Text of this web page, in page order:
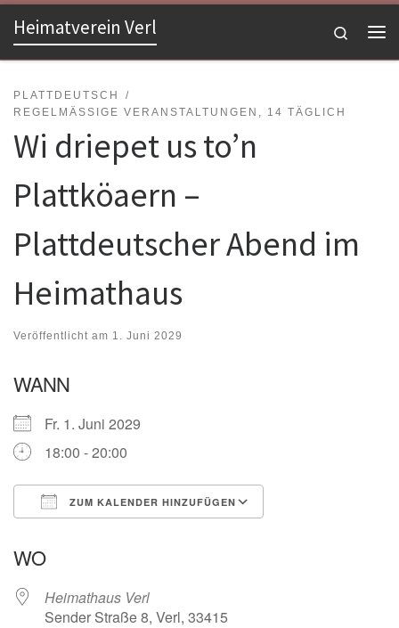
Zum Inhalt springen
Heimatverein Verl
Search
PLATTDEUTSCH
REGELMÄSSIGE VERANSTALTUNGEN, 14 TÄGLICH
Wi driepet us to’n
Plattköaern –
Plattdeutscher Abend im
Heimathaus
Veröffentlicht am 1. Juni 2029
WANN
Fr. 1. Juni 2029
18:00 - 20:00
ZUM KALENDER HINZUFÜGEN
WO
Heimathaus Verl
Sender Straße 8, Verl, 33415